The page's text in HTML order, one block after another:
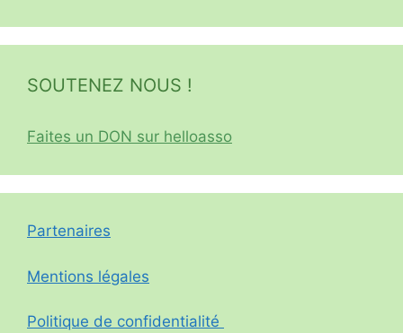
SOUTENEZ NOUS !
Faites un DON sur helloasso
Partenaires
Mentions légales
Politique de confidentialité